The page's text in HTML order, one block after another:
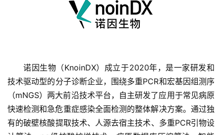
首
页
诺因生物（KnoinDX）成立于2020年，是一家研发和
技术驱动型的分子诊断企业，围绕多重PCR和宏基因组测序
（mNGS）两大前沿技术平台，自主研发了应用于常见病原
快速检测和急危重症感染全面检测的整体解决方案。通过独
有的破壁核酸提取技术、人源去宿主技术、多重PCR引物设